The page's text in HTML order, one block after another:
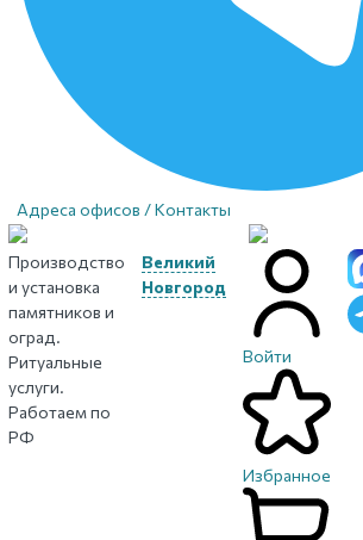
Адреса офисов / Контакты
Производство
и установка
памятников и
оград.
Ритуальные
услуги.
Работаем по
РФ
Великий
Новгород
Войти
Избранное